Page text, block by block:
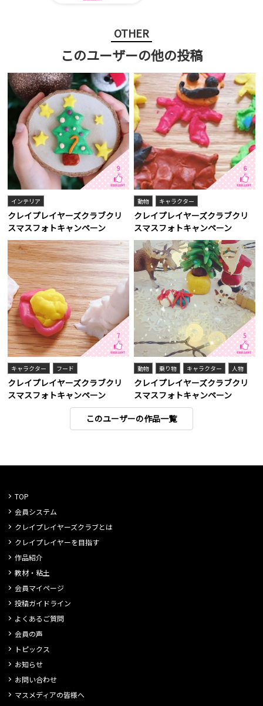
OTHER
このユーザーの他の投稿
9
インテリア
クレイプレイヤーズクラブクリ
スマスフォトキャンペーン
6
動物 キャラクター
クレイプレイヤーズクラブクリ
スマスフォトキャンペーン
7
キャラクター フード
クレイプレイヤーズクラブクリ
スマスフォトキャンペーン
5
動物 乗り物 キャラクター 人物
クレイプレイヤーズクラブクリ
スマスフォトキャンペーン
このユーザーの作品一覧
TOP
会員システム
クレイプレイヤーズクラブとは
クレイプレイヤーを目指す
作品紹介
教材・粘土
会員マイページ
投稿ガイドライン
よくあるご質問
会員の声
トピックス
お知らせ
お問い合わせ
マスメディアの皆様へ